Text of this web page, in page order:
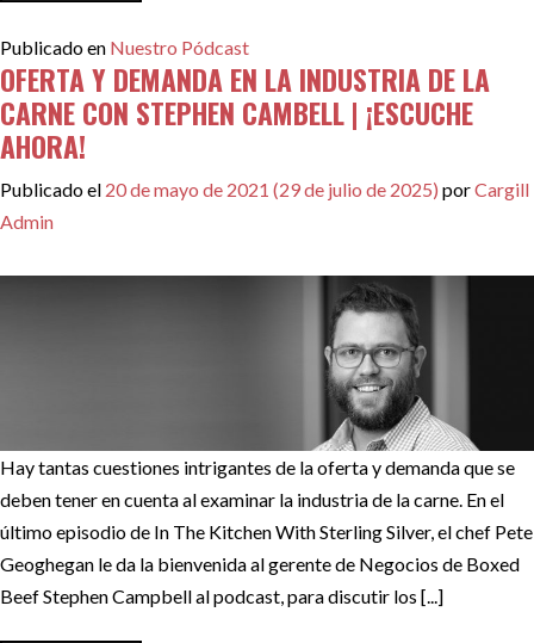
Publicado en Nuestro Pódcast
OFERTA Y DEMANDA EN LA INDUSTRIA DE LA
CARNE CON STEPHEN CAMBELL | ¡ESCUCHE
AHORA!
Publicado el 20 de mayo de 2021 (29 de julio de 2025) porCargill
Admin
Hay tantas cuestiones intrigantes de la oferta y demanda que se
deben tener en cuenta al examinar la industria de la carne. En el
último episodio de In The Kitchen With Sterling Silver, el chef Pete
Geoghegan le da la bienvenida al gerente de Negocios de Boxed
Beef Stephen Campbell al podcast, para discutir los [...]